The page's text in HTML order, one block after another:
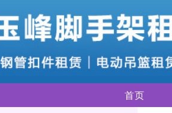
首页